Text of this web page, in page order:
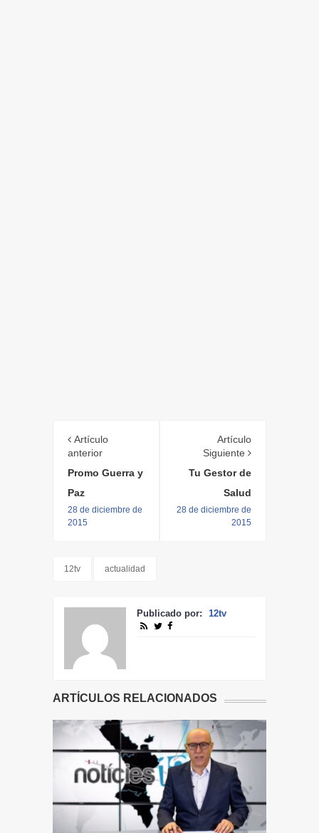
Artículo
anterior
Promo Guerra y
Paz
28 de diciembre de
2015
Artículo
Siguiente
Tu Gestor de
Salud
28 de diciembre de
2015
12tv actualidad
Publicado por: 12tv
ARTÍCULOS RELACIONADOS